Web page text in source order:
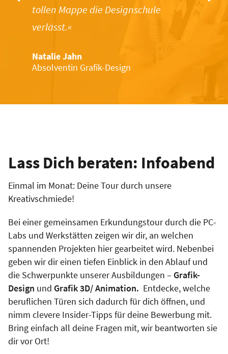
tollen Mappe die Designschule
verlässt.«
Natalie Jahn
Absolventin Grafik-Design
Lass Dich beraten: Infoabend
Einmal im Monat: Deine Tour durch unsere
Kreativschmiede!
Bei einer gemeinsamen Erkundungstour durch die PC-
Labs und Werkstätten zeigen wir dir, an welchen
spannenden Projekten hier gearbeitet wird. Nebenbei
geben wir dir einen tiefen Einblick in den Ablauf und
die Schwerpunkte unserer Ausbildungen – Grafik-
Design und Grafik 3D/ Animation. Entdecke, welche
beruflichen Türen sich dadurch für dich öffnen, und
nimm clevere Insider-Tipps für deine Bewerbung mit.
Bring einfach all deine Fragen mit, wir beantworten sie
dir vor Ort!